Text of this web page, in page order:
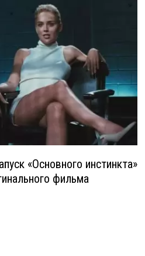
«Основного инстинкта»
фильма